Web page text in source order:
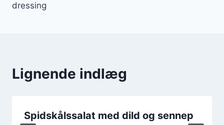
dressing
Lignende indlæg
Spidskålssalat med dild og sennep